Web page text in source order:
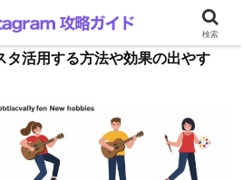
タ活用する方法や効果の出やす
検索